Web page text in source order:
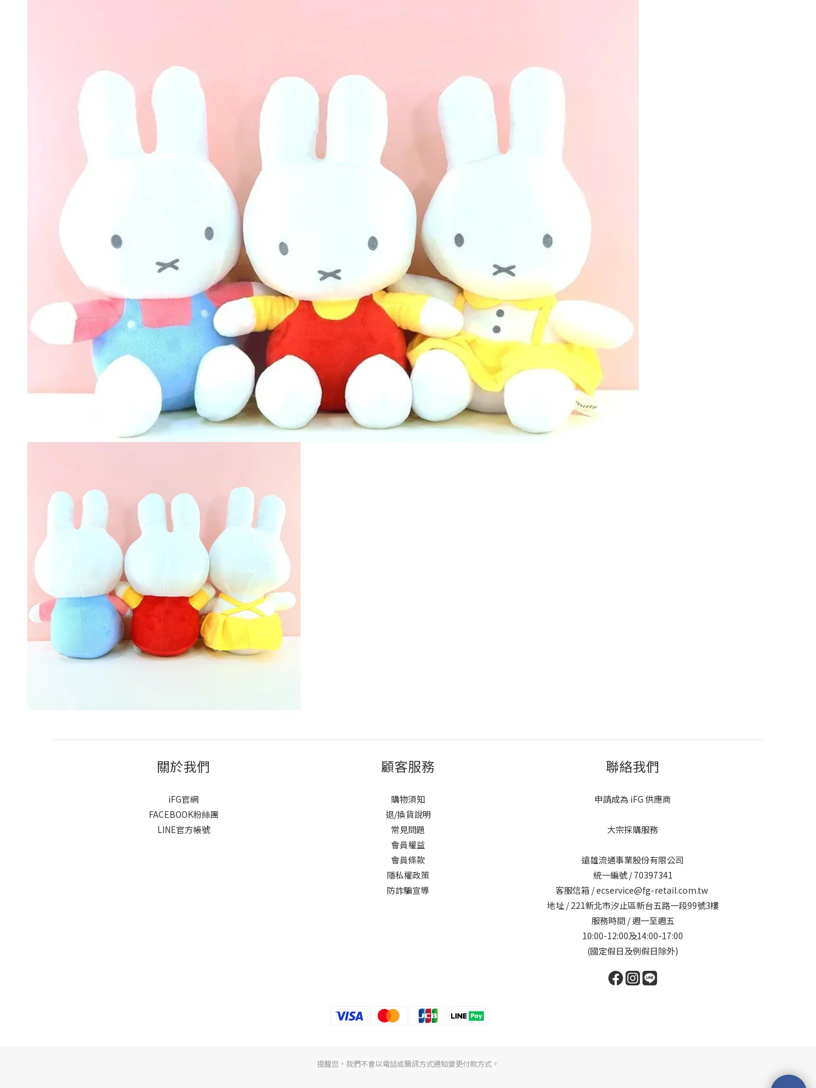
關於我們
iFG官網
FACEBOOK粉絲團
LINE官方帳號
顧客服務
購物須知
退/換貨說明
常見問題
會員權益
會員條款
隱私權政策
防詐騙宣導
聯絡我們
申請成為 iFG 供應商
大宗採購服務
遠雄流通事業股份有限公司
統一編號 / 70397341
客服信箱 / ecservice@fg-retail.com.tw
地址 / 221新北市汐止區新台五路一段99號3樓
服務時間 / 週一至週五
10:00-12:00及14:00-17:00
(國定假日及例假日除外)
提醒您，我們不會以電話或簡訊方式通知變更付款方式。